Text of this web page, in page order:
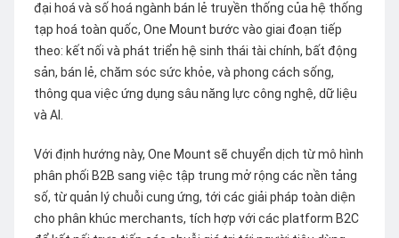
đại hoá và số hoá ngành bán lẻ truyền thống của hệ thống
tạp hoá toàn quốc, One Mount bước vào giai đoạn tiếp
theo: kết nối và phát triển hệ sinh thái tài chính, bất động
sản, bán lẻ, chăm sóc sức khỏe, và phong cách sống,
thông qua việc ứng dụng sâu năng lực công nghệ, dữ liệu
và AI.
Với định hướng này, One Mount sẽ chuyển dịch từ mô hình
phân phối B2B sang việc tập trung mở rộng các nền tảng
số, từ quản lý chuỗi cung ứng, tới các giải pháp toàn diện
cho phân khúc merchants, tích hợp với các platform B2C